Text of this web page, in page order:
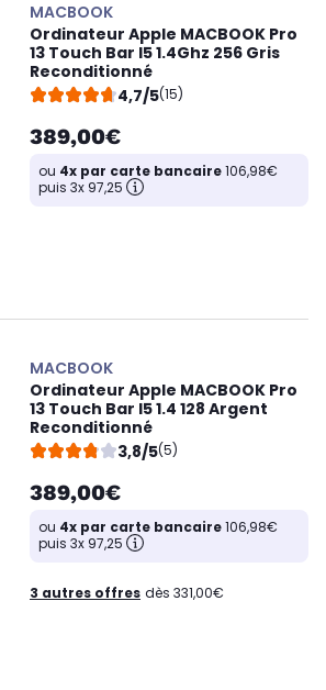
MACBOOK
Ordinateur Apple MACBOOK Pro
13 Touch Bar I5 1.4Ghz 256 Gris
Reconditionné
4,7/5(15)
389,00€
ou 4x par carte bancaire106,98€
puis 3x 97,25
MACBOOK
Ordinateur Apple MACBOOK Pro
13 Touch Bar I5 1.4 128 Argent
Reconditionné
3,8/5(5)
389,00€
ou 4x par carte bancaire106,98€
puis 3x 97,25
3 autres offres dès 331,00€